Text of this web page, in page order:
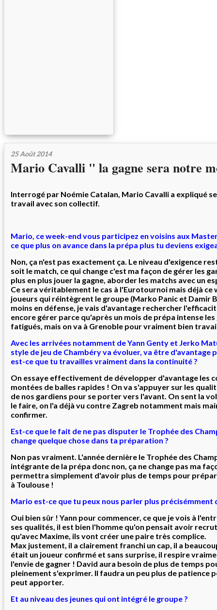
25 Août 2014
Mario Cavalli " la gagne sera notre
Interrogé par Noémie Catalan, Mario Cavalli a expliqué
travail avec son collectif.
Mario, ce week-end vous participez en voisins aux
ce que plus on avance dans la prépa plus tu deviens
Non, ça n'est pas exactement ça. Le niveau d'exigence
soit le match, ce qui change c'est ma façon de gérer les
plus en plus jouer la gagne, aborder les matchs avec un
Ce sera véritablement le cas à l'Eurotournoi mais déjà ce
joueurs qui réintègrent le groupe (Marko Panic et Damir
moins en défense, je vais d'avantage rechercher
encore gérer parce qu'après un mois de prépa intense
fatigués, mais on va à Grenoble pour vraiment bien
Avec les arrivées notamment de Yann Genty et Jerko
style de jeu de Chambéry va évoluer, va être d'avantage
est-ce que tu travailles vraiment dans la continuité ?
On essaye effectivement de développer d'avantage les
montées de balles rapides ! On va s'appuyer sur les
de nos gardiens pour se porter vers l'avant. On sent la
le faire, on l'a déjà vu contre Zagreb notamment mais
confirmer.
Est-ce que le fait de ne pas disputer le Trophée des
change quelque chose dans ta préparation ?
Non pas vraiment. L'année dernière le Trophée des
intégrante de la prépa donc non, ça ne change pas ma
permettra simplement d'avoir plus de temps pour
à Toulouse !
Mario est-ce que tu peux nous parler plus précisémment
Oui bien sûr ! Yann pour commencer, ce que je vois à
ses qualités, il est bien l'homme qu'on pensait avoir
qu'avec Maxime, ils vont créer une paire très complice.
Max justement, il a clairement franchi un cap, il a
était un joueur confirmé et sans surprise, il respire
l'envie de gagner ! David aura besoin de plus de temps
pleinement s'exprimer. Il faudra un peu plus de patience
peut apporter.
Et au niveau des jeunes qui ont intégré le groupe ?